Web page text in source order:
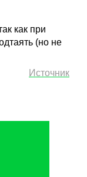
как при
(но не
Источник